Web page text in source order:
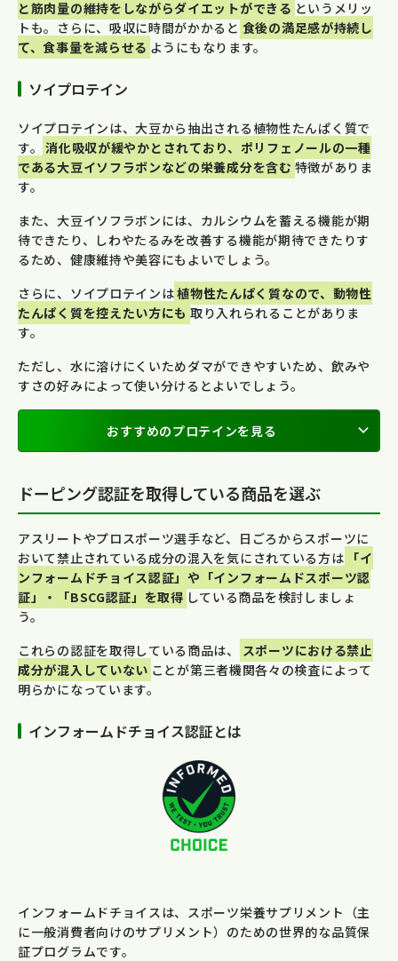
と筋肉量の維持をしながらダイエットができる というメリッ
トも。さらに、吸収に時間がかかると 食後の満足感が持続し
て、食事量を減らせる ようにもなります。
ソイプロテイン
ソイプロテインは、大豆から抽出される植物性たんぱく質で
す。
消化吸収が緩やかとされており、ポリフェノールの一種
である大豆イソフラボンなどの栄養成分を含む 特徴がありま
す。
また、大豆イソフラボンには、カルシウムを蓄える機能が期
待できたり、しわやたるみを改善する機能が期待できたりす
るため、健康維持や美容にもよいでしょう。
さらに、ソイプロテインは植物性たんぱく質なので、動物性
たんぱく質を控えたい方にも 取り入れられることがありま
す。
ただし、水に溶けにくいためダマができやすいため、飲みや
すさの好みによって使い分けるとよいでしょう。
おすすめのプロテインを見る
ドーピング認証を取得している商品を選ぶ
アスリートやプロスポーツ選手など、日ごろからスポーツに
おいて禁止されている成分の混入を気にされている方は 「イ
ンフォームドチョイス認証」や「インフォームドスポーツ認
証」・「BSCG認証」を取得 している商品を検討しましょ
う。
これらの認証を取得している商品は、
スポーツにおける禁止
成分が混入していない ことが第三者機関各々の検査によって
明らかになっています。
インフォームドチョイス認証とは
インフォームドチョイスは、スポーツ栄養サプリメント（主
に一般消費者向けのサプリメント）のための世界的な品質保
証プログラムです。